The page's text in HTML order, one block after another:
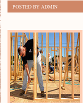
POSTED BY ADMIN